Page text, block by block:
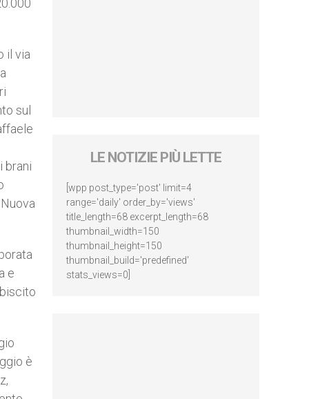
il via
sul
brani
e
è
LE NOTIZIE PIÙ LETTE
[wpp post_type='post' limit=4
range='daily' order_by='views'
title_length=68 excerpt_length=68
thumbnail_width=150
thumbnail_height=150
thumbnail_build='predefined'
stats_views=0]